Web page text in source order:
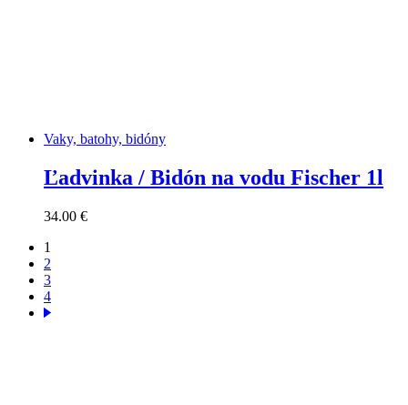
Vaky, batohy, bidóny
Ľadvinka / Bidón na vodu Fischer 1l
34.00 €
1
2
3
4